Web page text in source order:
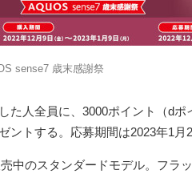
sense7 歳末感謝祭
た人全員に、3000ポイント（dポ
ントする。応募期間は2023年1月
中のスタンダードモデル。フラ